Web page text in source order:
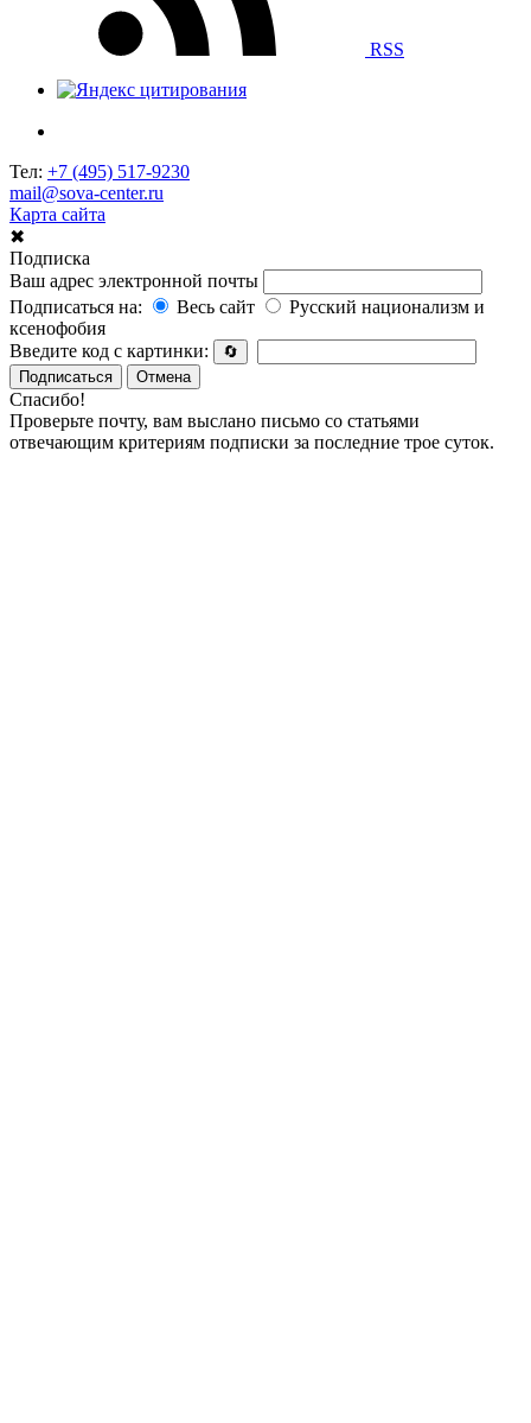
RSS
Тел: +7 (495) 517-9230
mail@sova-center.ru
Карта сайта
✖
Подписка
Ваш адрес электронной почты
Подписаться на:
Весь сайт
Русский национализм и
ксенофобия
Введите код с картинки:
🔄
Подписаться
Отмена
Спасибо!
Проверьте почту, вам выслано письмо со статьями
отвечающим критериям подписки за последние трое суток.